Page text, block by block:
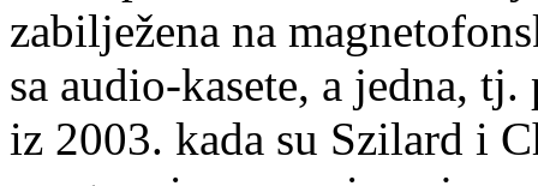
zabilježena na
sa audio-kasete, a jedna,
iz 2003. kada su Szilard i